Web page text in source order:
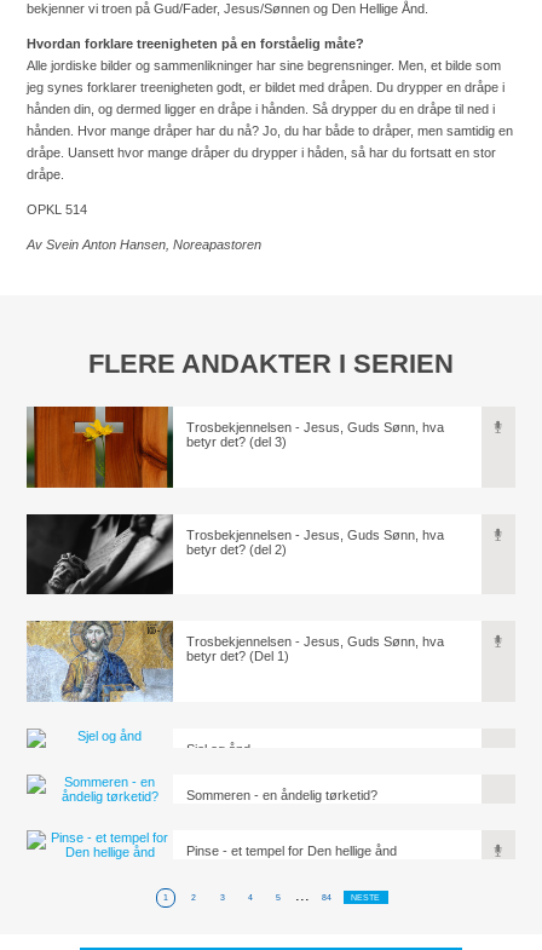
bekjenner vi troen på Gud/Fader, Jesus/Sønnen og Den Hellige Ånd.
Hvordan forklare treenigheten på en forståelig måte?
Alle jordiske bilder og sammenlikninger har sine begrensninger. Men, et bilde som
jeg synes forklarer treenigheten godt, er bildet med dråpen. Du drypper en dråpe i
hånden din, og dermed ligger en dråpe i hånden. Så drypper du en dråpe til ned i
hånden. Hvor mange dråper har du nå? Jo, du har både to dråper, men samtidig en
dråpe. Uansett hvor mange dråper du drypper i håden, så har du fortsatt en stor
dråpe.
OPKL 514
Av Svein Anton Hansen, Noreapastoren
FLERE ANDAKTER I SERIEN
Trosbekjennelsen - Jesus, Guds Sønn, hva
betyr det? (del 3)
Trosbekjennelsen - Jesus, Guds Sønn, hva
betyr det? (del 2)
Trosbekjennelsen - Jesus, Guds Sønn, hva
betyr det? (Del 1)
Sjel og ånd
Sommeren - en åndelig tørketid?
Pinse - et tempel for Den hellige ånd
1 2 3 4 5 84 NESTE